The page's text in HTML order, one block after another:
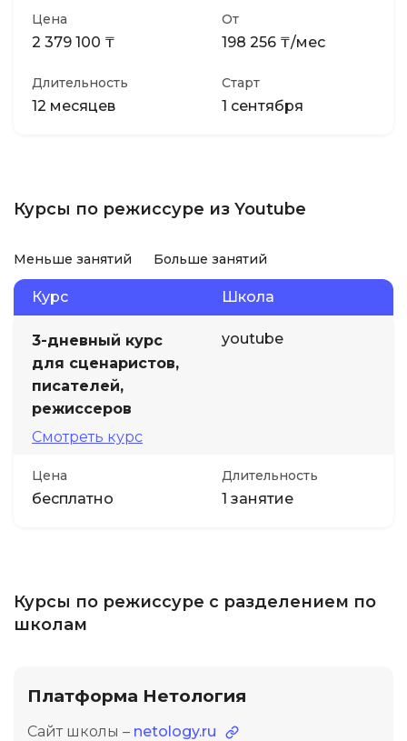
Цена
2 379 100 ₸
От
198 256 ₸/мес
Длительность
12 месяцев
Старт
1 сентября
Курсы по режиссуре из Youtube
Меньше занятий Больше занятий
Курс Школа
3-дневный курс
для сценаристов,
писателей,
режиссеров
Смотреть курс
youtube
Цена
бесплатно
Длительность
1 занятие
Курсы по режиссуре с разделением по
школам
Платформа Нетология
Сайт школы – netology.ru